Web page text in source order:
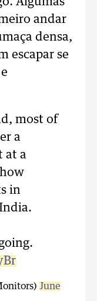
andar
densa,
escapar se
most of
a
at a
in
June